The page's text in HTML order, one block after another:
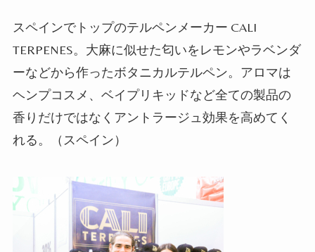
スペインでトップのテルペンメーカー CALI
TERPENES。大麻に似せた匂いをレモンやラベンダ
ーなどから作ったボタニカルテルペン。アロマは
ヘンプコスメ、ベイプリキッドなど全ての製品の
香りだけではなくアントラージュ効果を高めてく
れる。（スペイン）